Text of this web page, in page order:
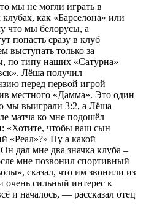
мы не могли играть в
как «Барселона» или
что мы белорусы, а
попасть сразу в клуб
выступать только за
по типу наших «Сатурна»
Лёша получил
перед первой игрой
местного «Дамма». Это один
мы выиграли 3:2, а Лёша
матча ко мне подошёл
«Хотите, чтобы ваш сын
«Реал»?» Ну а какой
дал мне два значка клуба –
мне позвонил спортивный
сказал, что им звонили из
очень сильный интерес к
и началось, — рассказал отец